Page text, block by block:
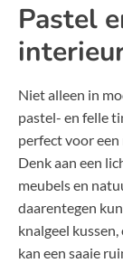
Pastel
Niet alleen in
pastel- en felle
perfect voor
Denk aan een
meubels en
daarentegen
knalgeel
kan een saaie